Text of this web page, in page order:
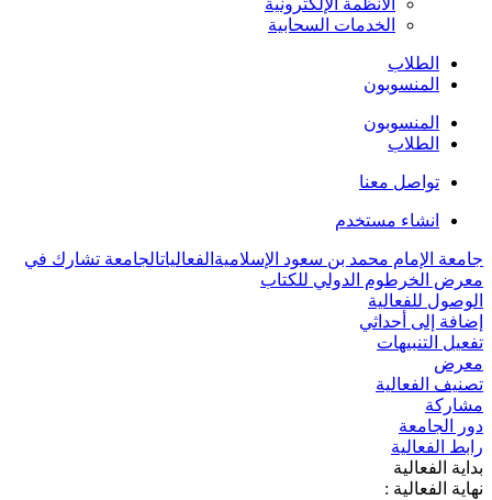
الأنظمة الإلكترونية
الخدمات السحابية
الطلاب
المنسوبون
المنسوبون
الطلاب
تواصل معنا
انشاء مستخدم
جامعة الإمام محمد بن سعود الإسلامية الفعالياتالجامعة تشارك في
معرض الخرطوم الدولي للكتاب
الوصول للفعالية
إضافة إلى أحداثي
تفعيل التنبيهات
معرض
تصنيف الفعالية
مشاركة
دور الجامعة
رابط الفعالية
بداية الفعالية
نهاية الفعالية :